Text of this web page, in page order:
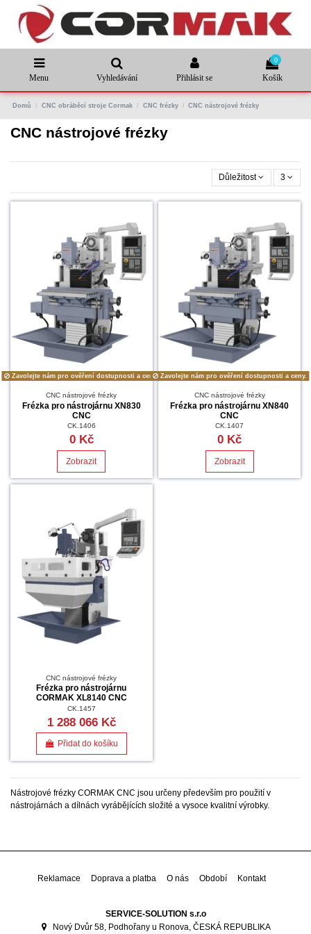
Menu Vyhledávání Přihlásit se
0
Košík
Domů CNC obráběcí stroje Cormak CNC frézky CNC nástrojové frézky
CNC nástrojové frézky
Důležitost 3
Zavolejte nám pro ověření dostupnosti a ceny.
CNC nástrojové frézky
Frézka pro nástrojárnu XN830
CNC
CK.1406
0 Kč
Zobrazit
Zavolejte nám pro ověření dostupnosti a ceny.
CNC nástrojové frézky
Frézka pro nástrojárnu XN840
CNC
CK.1407
0 Kč
Zobrazit
CNC nástrojové frézky
Frézka pro nástrojárnu
CORMAK XL8140 CNC
CK.1457
1 288 066 Kč
Přidat do košíku
Nástrojové frézky CORMAK CNC jsou určeny především pro použití v
nástrojárnách a dílnách vyrábějících složité a vysoce kvalitní výrobky.
Reklamace Doprava a platba O nás Období Kontakt
SERVICE-SOLUTION s.r.o
Nový Dvůr 58, Podhořany u Ronova, ČESKÁ REPUBLIKA